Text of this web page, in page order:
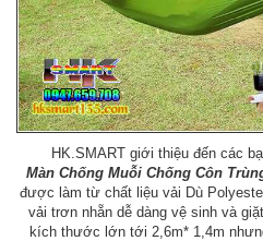
HK.SMART giới thiệu đến các
Màn Chống Muỗi Chống Côn
được làm từ chất liệu vải Dù
vải trơn nhẵn dễ dàng vệ sinh và
kích thước lớn tới 2,6m* 1,4m